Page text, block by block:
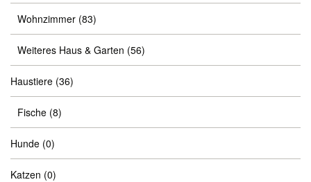
Wohnzimmer (83)
Weiteres Haus & Garten (56)
Haustiere (36)
Fische (8)
Hunde (0)
Katzen (0)